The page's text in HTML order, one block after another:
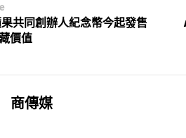
共同創辦人紀念幣今起發售
價值
商傳媒